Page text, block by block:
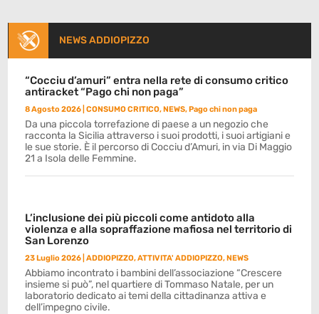
NEWS ADDIOPIZZO
“Cocciu d’amuri” entra nella rete di consumo critico
antiracket “Pago chi non paga”
8 Agosto 2026 |CONSUMO CRITICO,NEWS,Pago chi non paga
Da una piccola torrefazione di paese a un negozio che
racconta la Sicilia attraverso i suoi prodotti, i suoi artigiani e
le sue storie. È il percorso di Cocciu d’Amuri, in via Di Maggio
21 a Isola delle Femmine.
L’inclusione dei più piccoli come antidoto alla
violenza e alla sopraffazione mafiosa nel territorio di
San Lorenzo
23 Luglio 2026 |ADDIOPIZZO,ATTIVITA' ADDIOPIZZO,NEWS
Abbiamo incontrato i bambini dell’associazione “Crescere
insieme si può”, nel quartiere di Tommaso Natale, per un
laboratorio dedicato ai temi della cittadinanza attiva e
dell’impegno civile.